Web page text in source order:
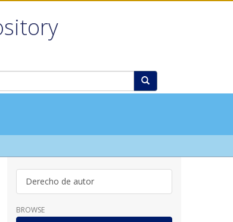
Derecho de autor
BROWSE